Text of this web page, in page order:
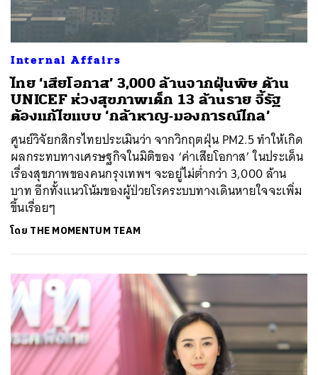
Internal Affairs
ไทย ‘เสียโอกาส’ 3,000 ล้านจากฝุ่นพิษ ด้าน
UNICEF ห่วงสุขภาพเด็ก 13 ล้านราย จี้รัฐ
ต้องแก้ไขแบบ ‘กล้าหาญ-มองการณ์ไกล’
ศูนย์วิจัยกสิกรไทยประเมินว่า จากวิกฤตฝุ่น PM2.5 ทำให้เกิด
ผลกระทบทางเศรษฐกิจในมิติของ ‘ค่าเสียโอกาส’ ในประเด็น
เรื่องสุขภาพของคนกรุงเทพฯ จะอยู่ไม่ต่ำกว่า 3,000 ล้าน
บาท อีกทั้งแนวโน้มของผู้ป่วยโรคระบบทางเดินหายใจจะเพิ่ม
ขึ้นเรื่อยๆ
โดย THE MOMENTUM TEAM